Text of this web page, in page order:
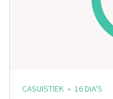
CASUÏSTIEK • 16 DIA'S